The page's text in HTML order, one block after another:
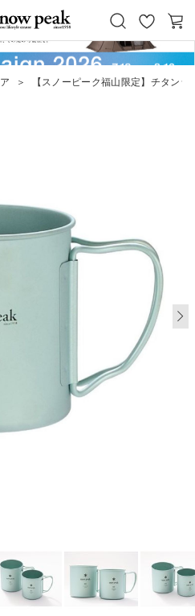
Peak
お
気
に
カ
ー
＞ 【スノーピーク福山限定】チタン